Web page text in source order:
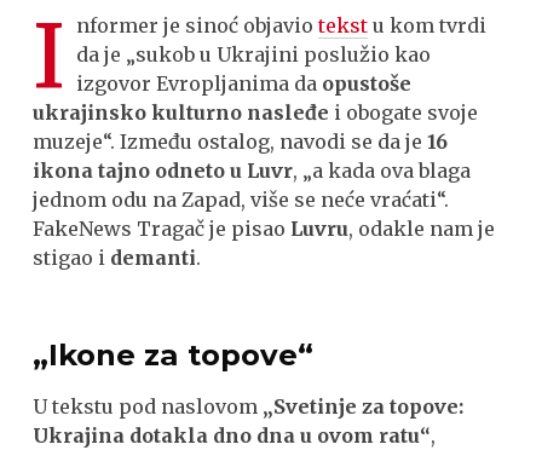
I nformer je sinoć objaviotekst u kom tvrdi
da je „sukob u Ukrajini poslužio kao
izgovor Evropljanima da opustoše
ukrajinsko kulturno nasleđe i obogate svoje
muzeje“. Između ostalog, navodi se da je16
ikona tajno odneto u Luvr, „a kada ova blaga
jednom odu na Zapad, više se neće vraćati“.
FakeNews Tragač je pisao Luvru, odakle nam je
stigao i demanti.
„Ikone za topove“
U tekstu pod naslovom „Svetinje za topove:
Ukrajina dotakla dno dna u ovom ratu“,